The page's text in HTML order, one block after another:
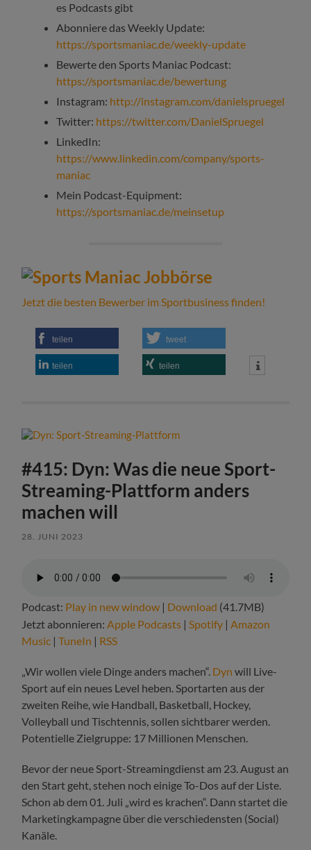
es Podcasts gibt
Abonniere das Weekly Update:
https://sportsmaniac.de/weekly-update
Bewerte den Sports Maniac Podcast:
https://sportsmaniac.de/bewertung
Instagram: http://instagram.com/danielspruegel
Twitter: https://twitter.com/DanielSpruegel
LinkedIn:
https://www.linkedin.com/company/sports-
maniac
Mein Podcast-Equipment:
https://sportsmaniac.de/meinsetup
Jetzt die besten Bewerber im Sportbusiness finden!
teilen tweet
teilen teilen
#415: Dyn: Was die neue Sport-
Streaming-Plattform anders
machen will
28. JUNI 2023
Podcast: Play in new window | Download (41.7MB)
Jetzt abonnieren:Apple Podcasts |Spotify |Amazon
Music |TuneIn | RSS
„Wir wollen viele Dinge anders machen“. Dyn will Live-
Sport auf ein neues Level heben. Sportarten aus der
zweiten Reihe, wie Handball, Basketball, Hockey,
Volleyball und Tischtennis, sollen sichtbarer werden.
Potentielle Zielgruppe: 17 Millionen Menschen.
Bevor der neue Sport-Streamingdienst am 23. August an
den Start geht, stehen noch einige To-Dos auf der Liste.
Schon ab dem 01. Juli „wird es krachen“. Dann startet die
Marketingkampagne über die verschiedensten (Social)
Kanäle.